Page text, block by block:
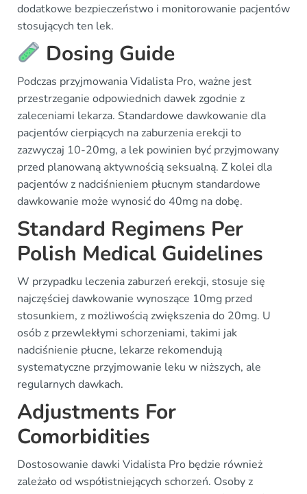
dodatkowe bezpieczeństwo i monitorowanie pacjentów
stosujących ten lek.
Dosing Guide
Podczas przyjmowania Vidalista Pro, ważne jest
przestrzeganie odpowiednich dawek zgodnie z
zaleceniami lekarza. Standardowe dawkowanie dla
pacjentów cierpiących na zaburzenia erekcji to
zazwyczaj 10-20mg, a lek powinien być przyjmowany
przed planowaną aktywnością seksualną. Z kolei dla
pacjentów z nadciśnieniem płucnym standardowe
dawkowanie może wynosić do 40mg na dobę.
Standard Regimens Per
Polish Medical Guidelines
W przypadku leczenia zaburzeń erekcji, stosuje się
najczęściej dawkowanie wynoszące 10mg przed
stosunkiem, z możliwością zwiększenia do 20mg. U
osób z przewlekłymi schorzeniami, takimi jak
nadciśnienie płucne, lekarze rekomendują
systematyczne przyjmowanie leku w niższych, ale
regularnych dawkach.
Adjustments For
Comorbidities
Dostosowanie dawki Vidalista Pro będzie również
zależało od współistniejących schorzeń. Osoby z